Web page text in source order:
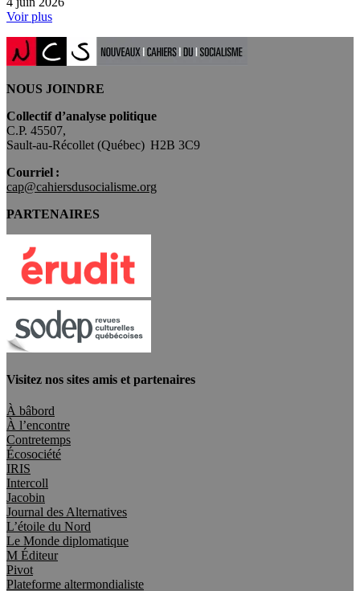
Voir plus
NOUS JOINDRE
Collectif d’analyse politique
C.P. 45507,
Sault-au-Récollet (Québec) H2B 3C9
Courriel :
cap@cahiersdusocialisme.org
PARTENAIRES
Visitez nos sites amis et partenaires
À bâbord
À l’encontre
Contretemps
Écosociété
IRIS
Intercoll
Jacobin
Journal des Alternatives
L’étoile du Nord
Le Monde diplomatique
M Éditeur
Pivot
Plateforme altermondialiste